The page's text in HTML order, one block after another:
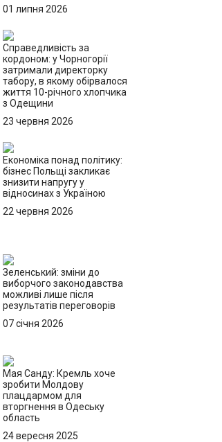
01 липня 2026
Справедливість за
кордоном: у Чорногорії
затримали директорку
табору, в якому обірвалося
життя 10-річного хлопчика
з Одещини
23 червня 2026
Економіка понад політику:
бізнес Польщі закликає
знизити напругу у
відносинах з Україною
22 червня 2026
Зеленський: зміни до
виборчого законодавства
можливі лише після
результатів переговорів
07 січня 2026
Мая Санду: Кремль хоче
зробити Молдову
плацдармом для
вторгнення в Одеську
область
24 вересня 2025